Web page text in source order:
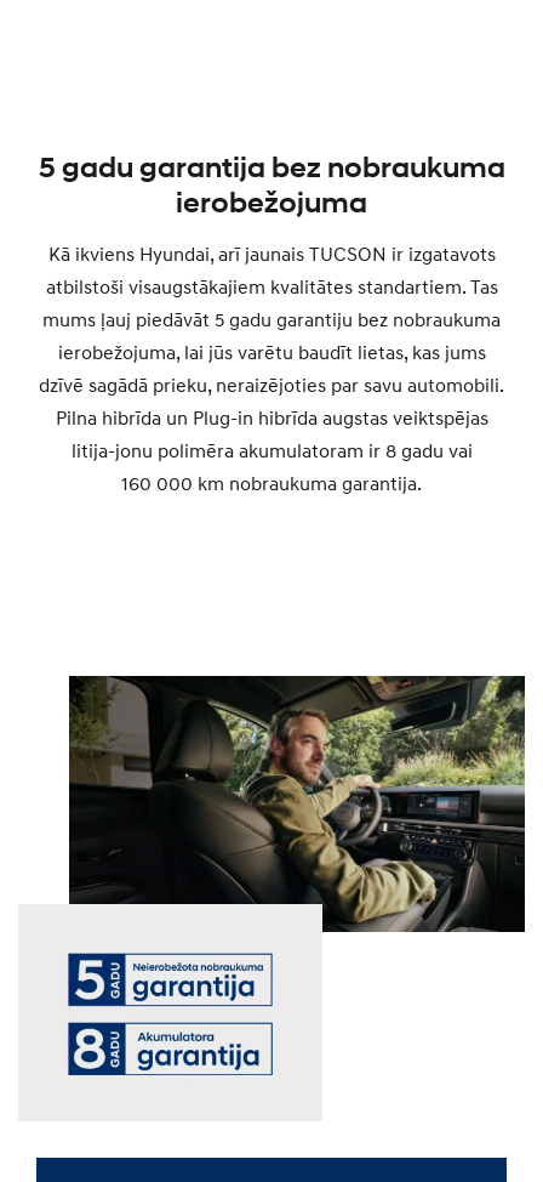
5 gadu garantija bez nobraukuma
ierobežojuma
Kā ikviens Hyundai, arī jaunais TUCSON ir izgatavots
atbilstoši visaugstākajiem kvalitātes standartiem. Tas
mums ļauj piedāvāt 5 gadu garantiju bez nobraukuma
ierobežojuma, lai jūs varētu baudīt lietas, kas jums
dzīvē sagādā prieku, neraizējoties par savu automobili.
Pilna hibrīda un Plug-in hibrīda augstas veiktspējas
litija-jonu polimēra akumulatoram ir 8 gadu vai
160 000 km nobraukuma garantija.